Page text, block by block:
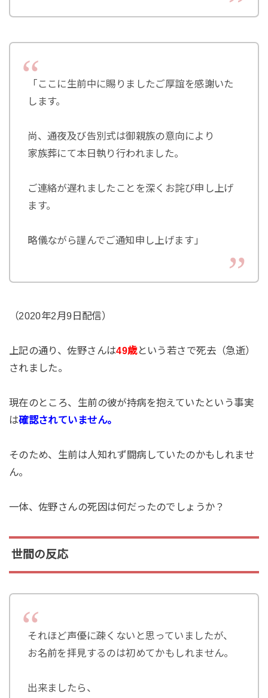
「ここに生前中に賜りましたご厚誼を感謝いた
します。
尚、通夜及び告別式は御親族の意向により
家族葬にて本日執り行われました。
ご連絡が遅れましたことを深くお詫び申し上げ
ます。
略儀ながら謹んでご通知申し上げます」
（2020年2月9日配信）
上記の通り、佐野さんは49歳という若さで死去（急逝）
されました。
現在のところ、生前の彼が持病を抱えていたという事実
は確認されていません。
そのため、生前は人知れず闘病していたのかもしれませ
ん。
一体、佐野さんの死因は何だったのでしょうか？
世間の反応
それほど声優に疎くないと思っていましたが、
お名前を拝見するのは初めてかもしれません。
出来ましたら、